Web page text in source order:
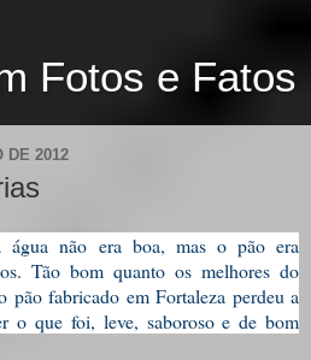
Fotos e Fatos
DE 2012
não era boa, mas o pão era
Tão bom quanto os melhores do
fabricado em Fortaleza perdeu a
o que foi, leve, saboroso e de bom